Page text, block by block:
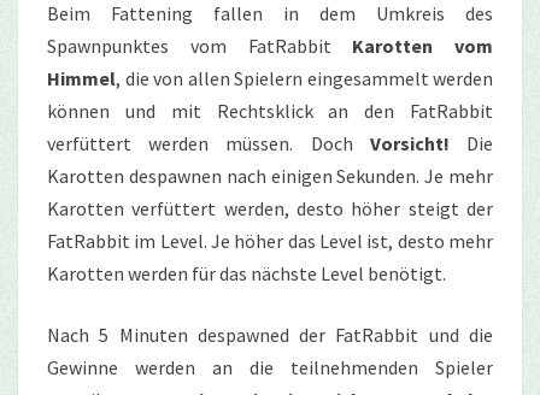
Beim Fattening fallen in dem Umkreis des
Spawnpunktes vom FatRabbit Karotten vom
Himmel, die von allen Spielern eingesammelt werden
können und mit Rechtsklick an den FatRabbit
verfüttert werden müssen. Doch Vorsicht! Die
Karotten despawnen nach einigen Sekunden. Je mehr
Karotten verfüttert werden, desto höher steigt der
FatRabbit im Level. Je höher das Level ist, desto mehr
Karotten werden für das nächste Level benötigt.
Nach 5 Minuten despawned der FatRabbit und die
Gewinne werden an die teilnehmenden Spieler